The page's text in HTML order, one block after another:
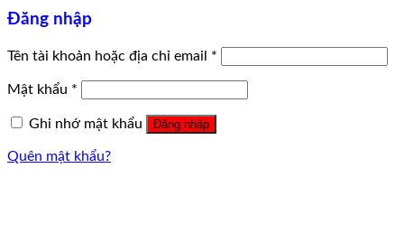
Đăng nhập
Tên tài khoản hoặc địa chỉ email *
Mật khẩu *
Ghi nhớ mật khẩu Đăng nhập
Quên mật khẩu?